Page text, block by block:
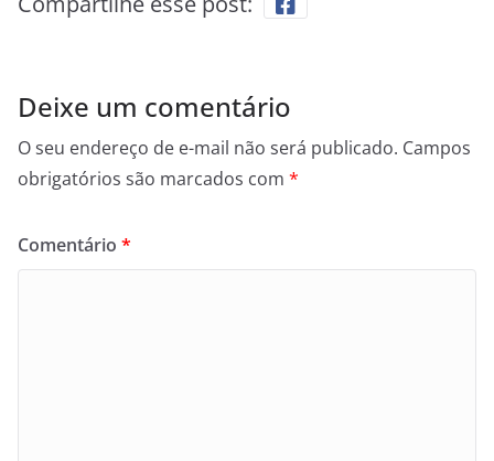
Deixe um comentário
O seu endereço de e-mail não será publicado. Campos
obrigatórios são marcados com *
Comentário *